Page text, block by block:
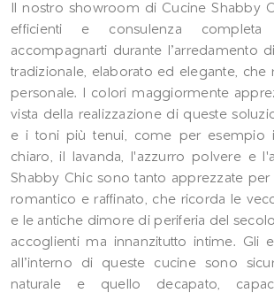
Il nostro showroom di Cucine Shabby
efficienti e consulenza
accompagnarti durante l’arredamento
tradizionale, elaborato ed elegante, che
personale. I colori maggiormente
vista della realizzazione di queste
e i toni più tenui, come per esempio
chiaro, il lavanda, l'azzurro polvere e
Shabby Chic sono tanto apprezzate
romantico e raffinato, che ricorda le
e le antiche dimore di periferia del
accoglienti ma innanzitutto intime. Gli
all’interno di queste cucine sono
naturale e quello decapato,